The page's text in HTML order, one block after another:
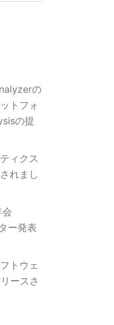
の
トフォ
の提
ィクス
れまし
ー発表
トウェ
ースさ